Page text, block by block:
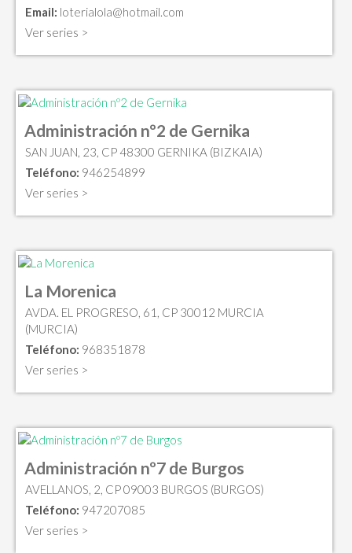
Email: loterialola@hotmail.com
Ver series >
Administración nº2 de Gernika
SAN JUAN, 23, CP 48300 GERNIKA (BIZKAIA)
Teléfono: 946254899
Ver series >
La Morenica
AVDA. EL PROGRESO, 61, CP 30012 MURCIA
(MURCIA)
Teléfono: 968351878
Ver series >
Administración nº7 de Burgos
AVELLANOS, 2, CP 09003 BURGOS (BURGOS)
Teléfono: 947207085
Ver series >